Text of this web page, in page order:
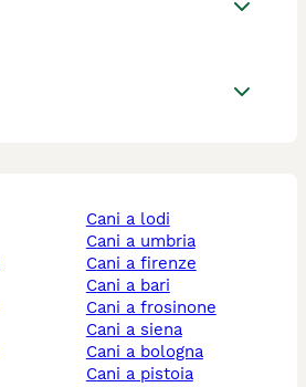
cani a lodi
cani a umbria
cani a firenze
cani a bari
cani a frosinone
cani a siena
cani a bologna
cani a pistoia